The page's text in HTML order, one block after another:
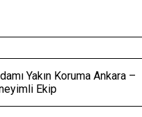
Yakın Koruma Ankara –
Ekip